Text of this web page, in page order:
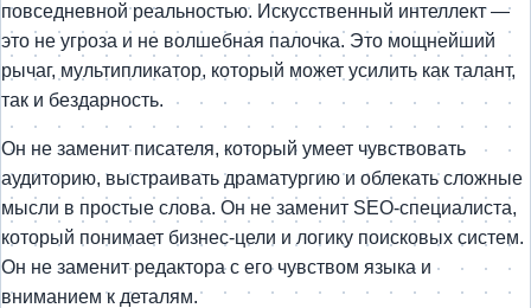
повседневной реальностью. Искусственный интеллект —
это не угроза и не волшебная палочка. Это мощнейший
рычаг, мультипликатор, который может усилить как талант,
так и бездарность.
Он не заменит писателя, который умеет чувствовать
аудиторию, выстраивать драматургию и облекать сложные
мысли в простые слова. Он не заменит SEO-специалиста,
который понимает бизнес-цели и логику поисковых систем.
Он не заменит редактора с его чувством языка и
вниманием к деталям.